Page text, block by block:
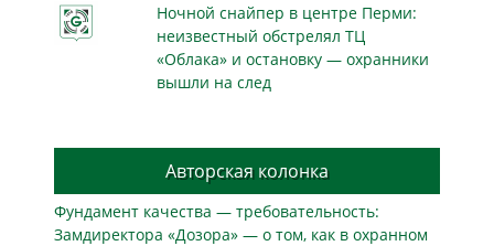
Ночной снайпер в центре Перми:
неизвестный обстрелял ТЦ
«Облака» и остановку — охранники
вышли на след
Авторская колонка
Фундамент качества — требовательность:
Замдиректора «Дозора» — о том, как в охранном